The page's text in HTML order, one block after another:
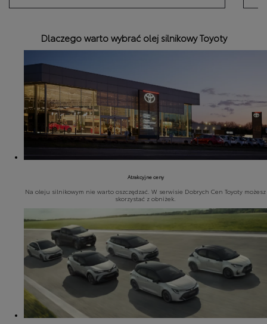
Dlaczego warto wybrać olej silnikowy Toyoty
Atrakcyjne ceny
Na oleju silnikowym nie warto oszczędzać. W serwisie Dobrych Cen Toyoty możesz
skorzystać z obniżek.